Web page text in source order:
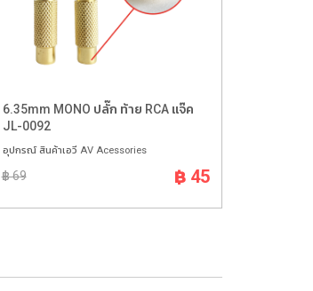
6.35mm MONO ปลั๊ก ท้าย RCA แจ๊ค
JL-0092
อุปกรณ์ สินค้าเอวี AV Acessories
฿ 69 ฿ 45